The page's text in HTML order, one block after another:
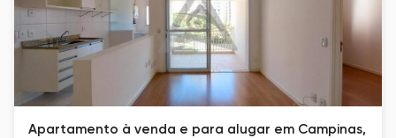
Apartamento à venda e para alugar em Campinas,